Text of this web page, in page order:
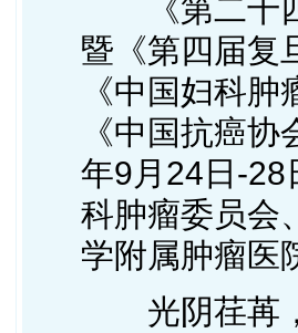
《第二
暨《第四届复
《中国妇科
《中国抗癌
年9月24日-28
科肿瘤委员会
学附属肿瘤医
光阴荏苒